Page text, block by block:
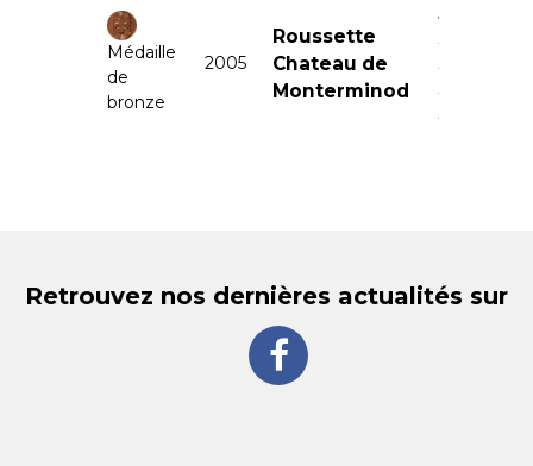
Médaille
de
bronze
2005
Roussette
Chateau de
Monterminod
Scea
Domaine
PERRIER
Père et
Fils
Retrouvez nos dernières actualités sur